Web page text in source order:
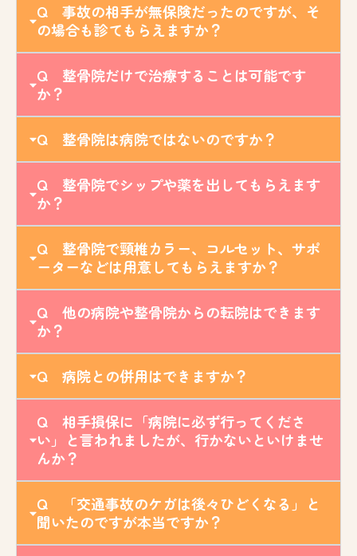
Q 事故の相手が無保険だったのですが、そ
の場合も診てもらえますか？
Q 整骨院だけで治療することは可能です
か？
Q 整骨院は病院ではないのですか？
Q 整骨院でシップや薬を出してもらえます
か？
Q 整骨院で頸椎カラー、コルセット、サポ
ーターなどは用意してもらえますか？
Q 他の病院や整骨院からの転院はできます
か？
Q 病院との併用はできますか？
Q 相手損保に「病院に必ず行ってくださ
い」と言われましたが、行かないといけませ
んか？
Q 「交通事故のケガは後々ひどくなる」と
聞いたのですが本当ですか？